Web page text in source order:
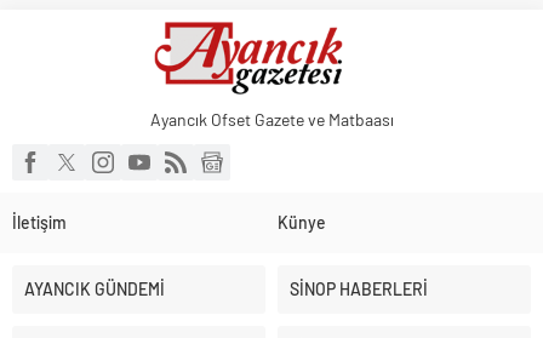
Sığacık’tan güçlü mesaj: “Deniz bizim, Sığacık hepimizin”
Maltepe’de çocuklar kitapların renkli dünyasında buluştu
Ayancık Ofset Gazete ve Matbaası
İletişim Künye
AYANCIK GÜNDEMİ SİNOP HABERLERİ